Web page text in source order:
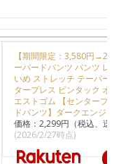
【期間限定：3,580円
ーパードパンツ パンツ レ
いめ ストレッチ テーパー
タープレス ピンタック オ
エストゴム 【センタープレ
ドパンツ】ダークエンジェ
価格：2,299円（税込、送
(2026/2/27時点)